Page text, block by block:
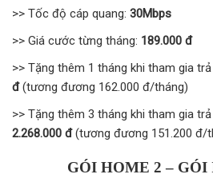
>> Tốc độ cáp quang: 30Mbps
>> Giá cước từng tháng: 189.000 đ
>> Tặng thêm 1 tháng khi tham gia
đ(tương đương 162.000 đ/tháng)
>> Tặng thêm 3 tháng khi tham gia
2.268.000 đ(tương đương 151.200 đ/
GÓI HOME 2 –